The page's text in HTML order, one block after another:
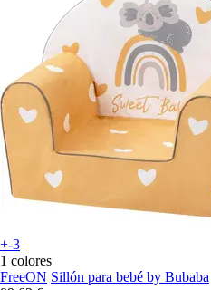
+-3
1 colores
FreeON Sillón para bebé by Bubaba